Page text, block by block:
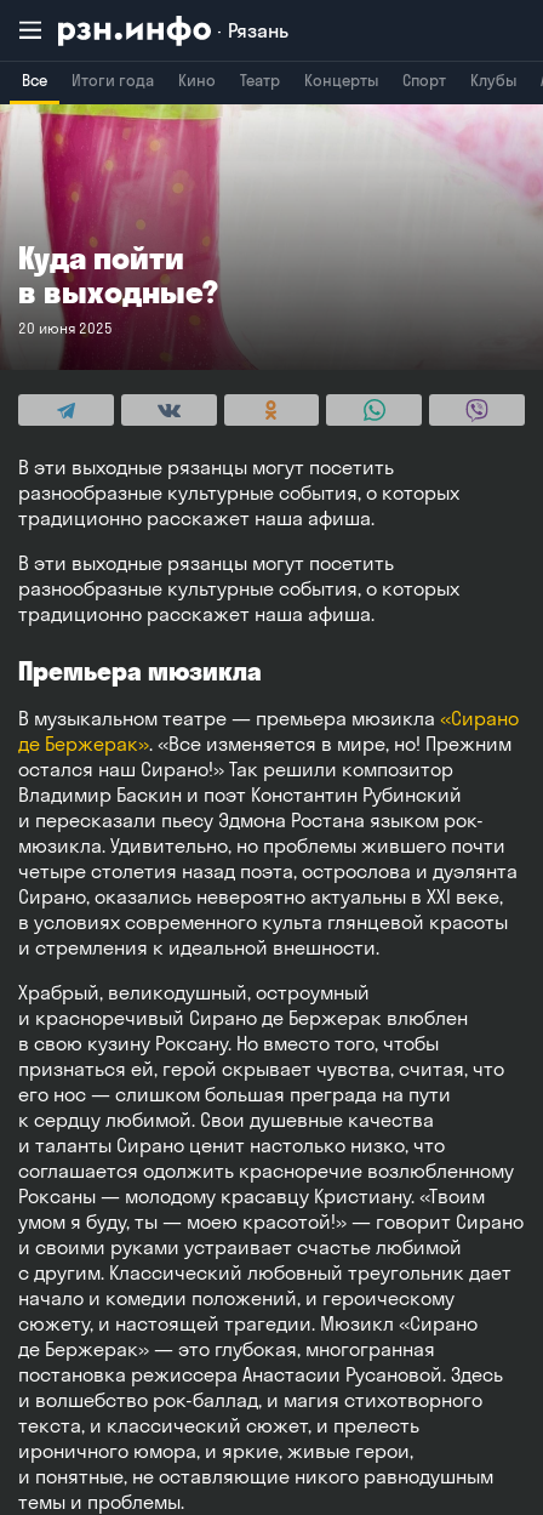
Рязань
Все Итоги года Кино Театр Концерты Спорт Клубы
Владимир Брянск
Куда пойти
в выходные?
20 июня 2025
В эти выходные рязанцы могут посетить
разнообразные культурные события, о которых
традиционно расскажет наша афиша.
В эти выходные рязанцы могут посетить
разнообразные культурные события, о которых
традиционно расскажет наша афиша.
Премьера мюзикла
В музыкальном театре — премьера мюзикла «Сирано
де Бержерак». «Все изменяется в мире, но! Прежним
остался наш Сирано!» Так решили композитор
Владимир Баскин и поэт Константин Рубинский
и пересказали пьесу Эдмона Ростана языком рок-
мюзикла. Удивительно, но проблемы жившего почти
четыре столетия назад поэта, острослова и дуэлянта
Сирано, оказались невероятно актуальны в XXI веке,
в условиях современного культа глянцевой красоты
и стремления к идеальной внешности.
Храбрый, великодушный, остроумный
и красноречивый Сирано де Бержерак влюблен
в свою кузину Роксану. Но вместо того, чтобы
признаться ей, герой скрывает чувства, считая, что
его нос — слишком большая преграда на пути
к сердцу любимой. Свои душевные качества
и таланты Сирано ценит настолько низко, что
соглашается одолжить красноречие возлюбленному
Роксаны — молодому красавцу Кристиану. «Твоим
умом я буду, ты — моею красотой!» — говорит Сирано
и своими руками устраивает счастье любимой
с другим. Классический любовный треугольник дает
начало и комедии положений, и героическому
сюжету, и настоящей трагедии. Мюзикл «Сирано
де Бержерак» — это глубокая, многогранная
постановка режиссера Анастасии Русановой. Здесь
и волшебство рок-баллад, и магия стихотворного
текста, и классический сюжет, и прелесть
ироничного юмора, и яркие, живые герои,
и понятные, не оставляющие никого равнодушным
темы и проблемы.